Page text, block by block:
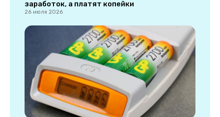
заработок, а платят копейки
26 июля 2026